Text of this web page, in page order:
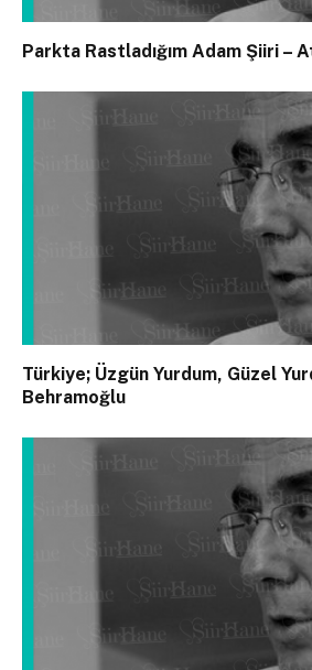
Parkta Rastladığım Adam Şiiri –
Türkiye; Üzgün Yurdum, Güzel
Behramoğlu